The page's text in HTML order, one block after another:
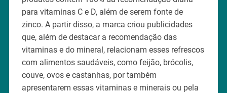
para vitaminas C e D, além de serem fonte de
zinco. A partir disso, a marca criou publicidades
que, além de destacar a recomendação das
vitaminas e do mineral, relacionam esses refrescos
com alimentos saudáveis, como feijão, brócolis,
couve, ovos e castanhas, por também
apresentarem essas vitaminas e minerais ou pela